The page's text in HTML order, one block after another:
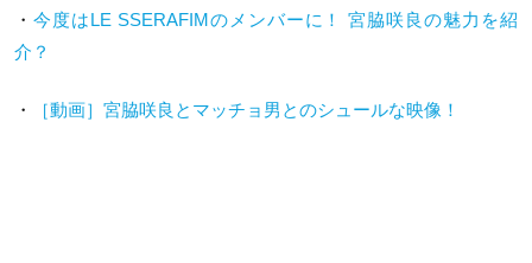
・ 今度はLE SSERAFIMのメンバーに！ 宮脇咲良の魅力を紹
介？
・ ［動画］宮脇咲良とマッチョ男とのシュールな映像！